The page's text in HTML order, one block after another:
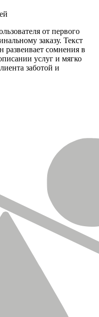
от первого
заказу. Текст
развеивает сомнения в
услуг и мягко
заботой и